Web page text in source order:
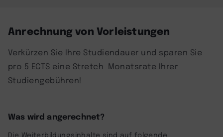
Anrechnung von Vorleistungen
Verkürzen Sie Ihre Studiendauer und sparen Sie
pro 5 ECTS eine Stretch-Monatsrate Ihrer
Studiengebühren!
Was wird angerechnet?
Die Weiterbildungsinhalte sind auf folgende